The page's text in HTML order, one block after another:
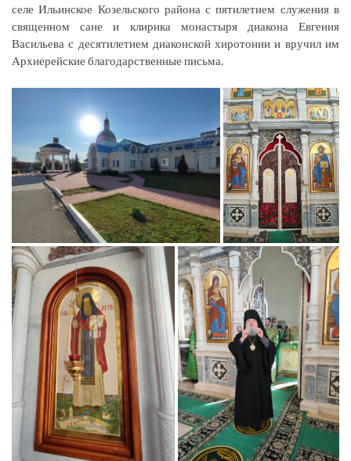
селе Ильинское Козельского района с пятилетием служения в
священном сане и клирика монастыря диакона Евгения
Васильева с десятилетием диаконской хиротонии и вручил им
Архиерейские благодарственные письма.